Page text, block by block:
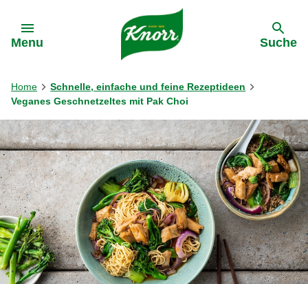
Menu Suche
Home
Schnelle, einfache und feine Rezeptideen
Veganes Geschnetzeltes mit Pak Choi